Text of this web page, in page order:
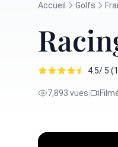
Accueil Golfs
4.5/ 5
7,893 vues